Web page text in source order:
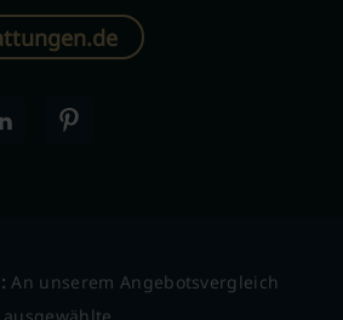
An unserem Angebotsvergleich